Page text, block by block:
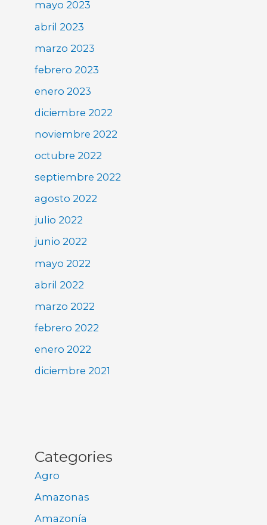
mayo 2023
abril 2023
marzo 2023
febrero 2023
enero 2023
diciembre 2022
noviembre 2022
octubre 2022
septiembre 2022
agosto 2022
julio 2022
junio 2022
mayo 2022
abril 2022
marzo 2022
febrero 2022
enero 2022
diciembre 2021
Categories
Agro
Amazonas
Amazonía